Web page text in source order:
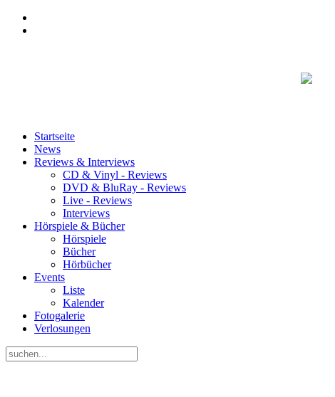
Startseite
News
Reviews & Interviews
CD & Vinyl - Reviews
DVD & BluRay - Reviews
Live - Reviews
Interviews
Hörspiele & Bücher
Hörspiele
Bücher
Hörbücher
Events
Liste
Kalender
Fotogalerie
Verlosungen